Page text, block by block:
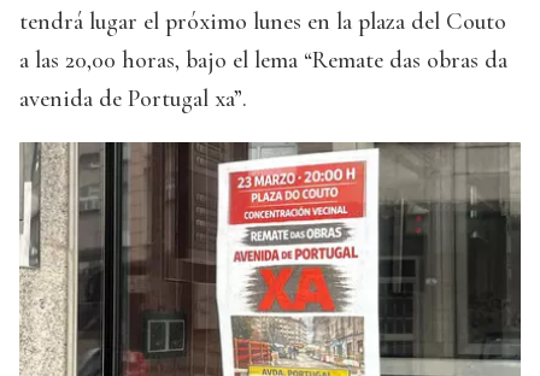
tendrá lugar el próximo lunes en la plaza del Couto
a las 20,00 horas, bajo el lema “Remate das obras da
avenida de Portugal xa”.